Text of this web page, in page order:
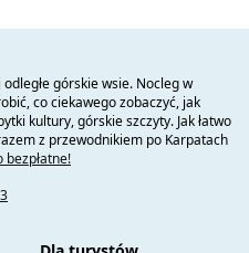
górskie wsie. Nocleg w
co ciekawego zobaczyć, jak
kultury, górskie szczyty. Jak łatwo
z przewodnikiem po Karpatach